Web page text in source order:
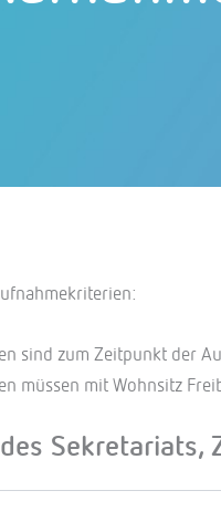
sind zum Zeitpunkt der
müssen mit Wohnsitz
Sekretariats,